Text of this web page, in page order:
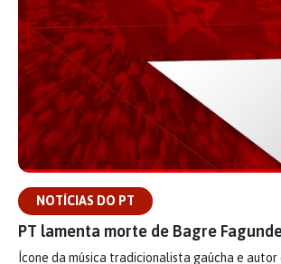
NOTÍCIAS DO PT
PT lamenta morte de Bagre
Ícone da música tradicionalista gaúcha e autor